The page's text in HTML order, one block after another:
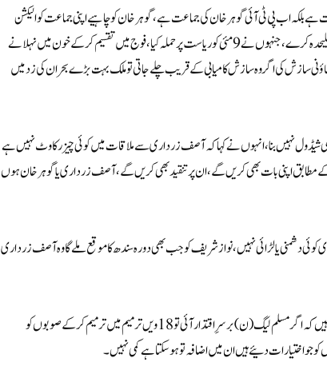
بلکہ اب پی ٹی آئی گوہر خان کی جماعت ہے، گوہر خان کو چاہیے اپنی جماعت کو الیکشن
میں لے کر جائیں، معاملہ یہ ہے کہ پی ٹی آئی 9مئی برپا کرنے والے عناصر کو خود سے علیحدہ کرے، جنہوں نے 9مئی کو ریاست پر حملہ کیا، فوج میں تقسیم کرکے خون میں نہلانے
کے خلاف گھناؤنی سازش کی اگر وہ سازش کامیابی کے قریب چلے جاتی تو ملک بہت بڑے بحران کی زد میں
شیڈول نہیں بنا، انہوں نے کہا کہ آصف زرداری سے ملاقات میں کوئی چیز رکاوٹ نہیں ہے
کے مطابق اپنی بات بھی کریں گے، ان پر تنقید بھی کریں گے، آصف زرداری یا گوہر خان ہوں
کوئی دشمنی یا لڑائی نہیں، نوازشریف کو جب بھی دورہ سندھ کا موقع ملے گا وہ آصف زرداری
رانا ثناء اللہ نے کہا کہ بلاول 18ویں ترمیم کی بنیاد پر الیکشن سلوگن بنانے کی تلاش میں ہیں کہ اگر مسلم لیگ (ن) برسرِ اقتدار آئی تو 18ویں ترمیم میں ترمیم کرکے صوبوں کو